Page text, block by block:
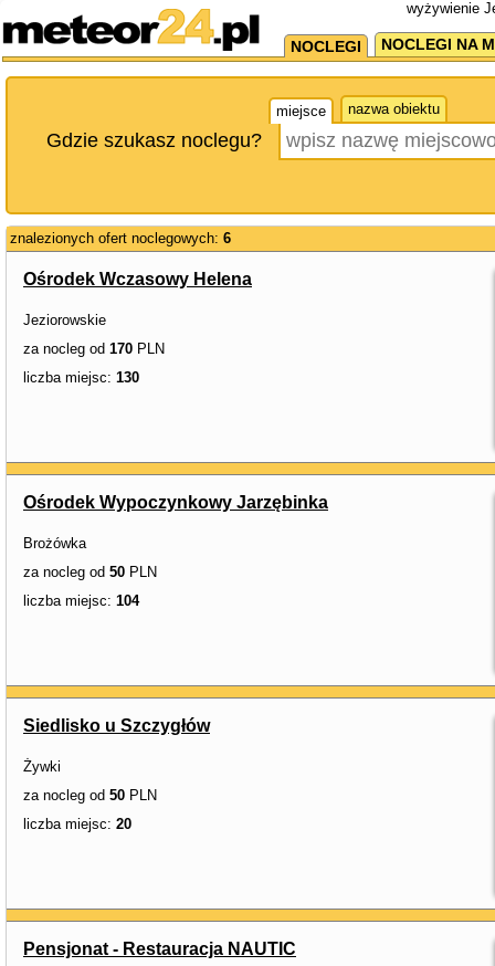
wyżywienie
NOCLEGI NOCLEGI NA
miejsce nazwa obiektu
Gdzie szukasz noclegu?
znalezionych ofert noclegowych: 6
Ośrodek Wczasowy Helena
Jeziorowskie
za nocleg od 170 PLN
liczba miejsc: 130
Ośrodek Wypoczynkowy Jarzębinka
Brożówka
za nocleg od 50 PLN
liczba miejsc: 104
Siedlisko u Szczygłów
Żywki
za nocleg od 50 PLN
liczba miejsc: 20
Pensjonat - Restauracja NAUTIC